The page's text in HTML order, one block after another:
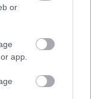
or
app.